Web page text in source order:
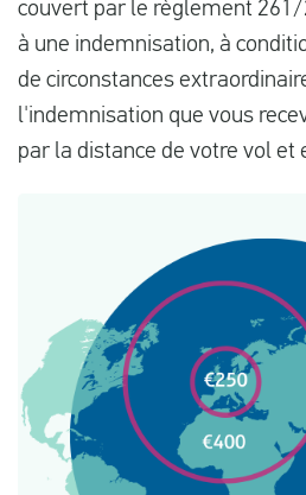
couvert par le règlement
à une indemnisation, à
de circonstances
l'indemnisation que vous
par la distance de votre vol et